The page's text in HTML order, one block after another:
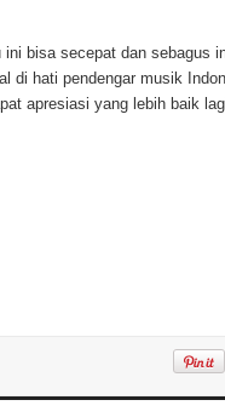
bisa secepat dan sebagus
di hati pendengar musik
apresiasi yang lebih baik